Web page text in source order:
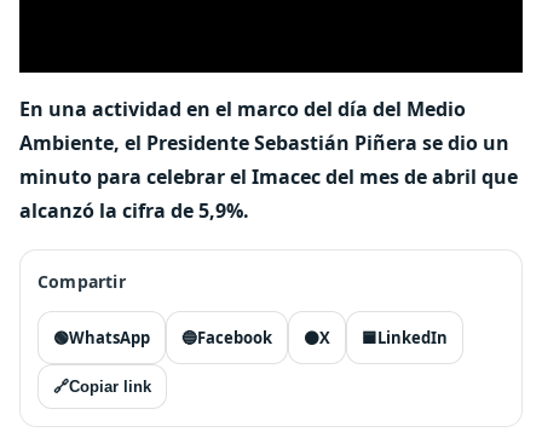
En una actividad en el marco del día del Medio
Ambiente, el Presidente Sebastián Piñera se dio un
minuto para celebrar el Imacec del mes de abril que
alcanzó la cifra de 5,9%.
Compartir
🟢WhatsApp 🔵Facebook ⚫X 🟦LinkedIn
🔗Copiar link